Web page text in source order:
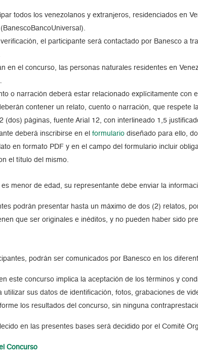
todos los venezolanos y extranjeros, residenciados en
el participante será contactado por Banesco a
en el concurso, las personas naturales residentes en
o narración deberá estar relacionado explícitamente con
contener un relato, cuento o narración, que
(dos) páginas, fuente Arial 12, con interlineado 1,5
deberá inscribirse en elformulario diseñado para ello,
en formato PDF y en el campo del formulario incluir
el título del mismo.
menor de edad, su representante debe enviar la
podrán presentar hasta un máximo de dos (2) relatos,
que ser originales e inéditos, y no pueden haber sido
podrán ser comunicados por Banesco en los
este concurso implica la aceptación de los términos y
utilizar sus datos de identificación, fotos, grabaciones de
los resultados del concurso, sin ninguna
en las presentes bases será decidido por el Comité
Concurso